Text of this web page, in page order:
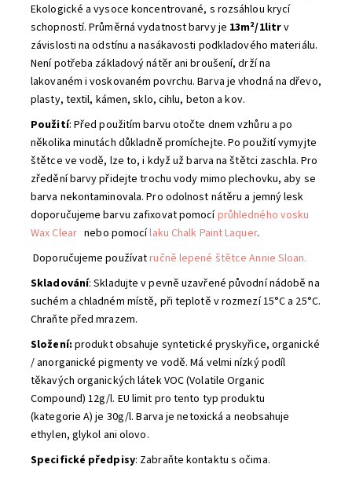
Ekologické a vysoce koncentrované, s rozsáhlou krycí
schopností. Průměrná vydatnost barvy je 13m²/1litrv
závislosti na odstínu a nasákavosti podkladového materiálu.
Není potřeba základový nátěr ani broušení, drží na
lakovaném i voskovaném povrchu. Barva je vhodná na dřevo,
plasty, textil, kámen, sklo, cihlu, beton a kov.
Použití: Před použitím barvu otočte dnem vzhůru a po
několika minutách důkladně promíchejte. Po použití vymyjte
štětce ve vodě, lze to, i když už barva na štětci zaschla. Pro
zředění barvy přidejte trochu vody mimo plechovku, aby se
barva nekontaminovala. Pro odolnost nátěru a jemný lesk
doporučujeme barvu zafixovat pomocíprůhledného vosku
Wax Clear nebo pomocílaku Chalk Paint Laquer.
Doporučujeme používatručně lepené štětce Annie Sloan.
Skladování: Skladujte v pevně uzavřené původní nádobě na
suchém a chladném místě, při teplotě v rozmezí 15°C a 25°C.
Chraňte před mrazem.
Složení: produkt obsahuje syntetické pryskyřice, organické
/ anorganické pigmenty ve vodě. Má velmi nízký podíl
těkavých organických látek VOC (Volatile Organic
Compound) 12g/l. EU limit pro tento typ produktu
(kategorie A) je 30g/l. Barva je netoxická a neobsahuje
ethylen, glykol ani olovo.
Specifické předpisy: Zabraňte kontaktu s očima.